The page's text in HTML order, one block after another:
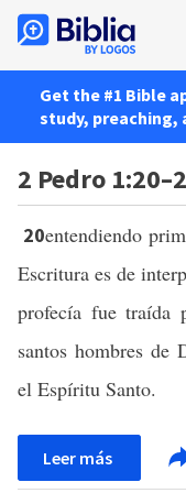
Get the #1 Bible
study, preaching,
2 Pedro
20entendiendo
Escritura es de
profecía fue traída
santos hombres de
el Espíritu Santo.
Leer más